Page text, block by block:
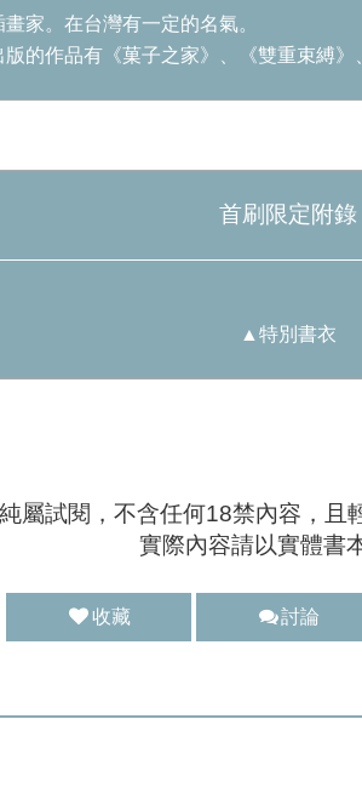
畫家。在台灣有一定的名氣。
版的作品有《菓子之家》、《雙重束縛》
首刷限定附錄
▲ 特別書衣
屬試閱，不含任何18禁內容，且
實際內容請以實體書
收藏 討論